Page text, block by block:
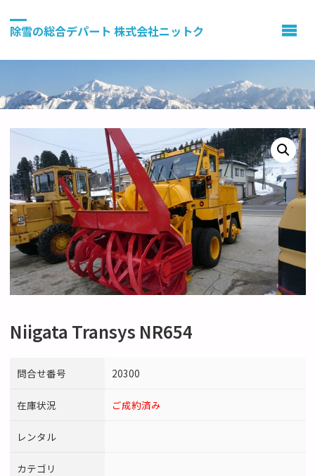
除雪の総合デパート 株式会社ニットク
Niigata Transys NR654
問合せ番号 20300
在庫状況 ご成約済み
レンタル
カテゴリ